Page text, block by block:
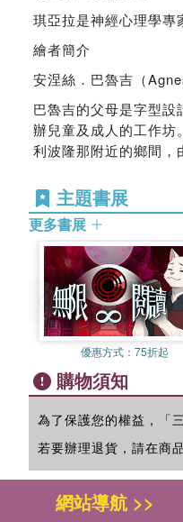
琪亞拉是神經心理學專
繪者簡介
安涅絲．巴魯吉（
巴魯吉的父母是字型
辦兒童及成人的工作
利波隆那附近的鄉間，
主題書展
更多書展
優惠方式： 75折起
購物須知
為了保護您的權益，「
若要辦理退貨，請在商
網站導航 >>